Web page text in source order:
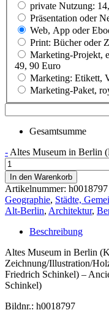
private Nutzung:
Präsentation oder
Web, App oder
Print: Bücher oder
Marketing-Projekt,
49, 90 Euro
Marketing: Etikett,
Marketing-Paket,
Gesamtsumme
- Altes Museum in Berlin
In den Warenkorb
Artikelnummer: h0018797
Geographie, Städte,
Alt-Berlin, Architektur,
Beschreibung
Altes Museum in Berlin
Zeichnung/Illustration/
Friedrich Schinkel) –
Schinkel)
Bildnr.: h0018797